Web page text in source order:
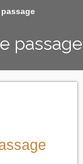
passage